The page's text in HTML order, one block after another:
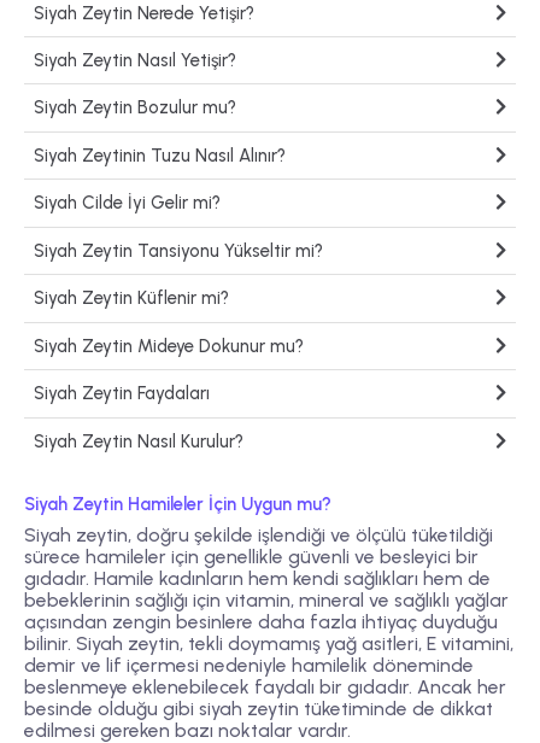
Siyah Zeytin Nerede Yetişir?
Siyah Zeytin Nasıl Yetişir?
Siyah Zeytin Bozulur mu?
Siyah Zeytinin Tuzu Nasıl Alınır?
Siyah Cilde İyi Gelir mi?
Siyah Zeytin Tansiyonu Yükseltir mi?
Siyah Zeytin Küflenir mi?
Siyah Zeytin Mideye Dokunur mu?
Siyah Zeytin Faydaları
Siyah Zeytin Nasıl Kurulur?
Siyah Zeytin Hamileler İçin Uygun mu?
Siyah zeytin, doğru şekilde işlendiği ve ölçülü tüketildiği
sürece hamileler için genellikle güvenli ve besleyici bir
gıdadır. Hamile kadınların hem kendi sağlıkları hem de
bebeklerinin sağlığı için vitamin, mineral ve sağlıklı yağlar
açısından zengin besinlere daha fazla ihtiyaç duyduğu
bilinir. Siyah zeytin, tekli doymamış yağ asitleri, E vitamini,
demir ve lif içermesi nedeniyle hamilelik döneminde
beslenmeye eklenebilecek faydalı bir gıdadır. Ancak her
besinde olduğu gibi siyah zeytin tüketiminde de dikkat
edilmesi gereken bazı noktalar vardır.